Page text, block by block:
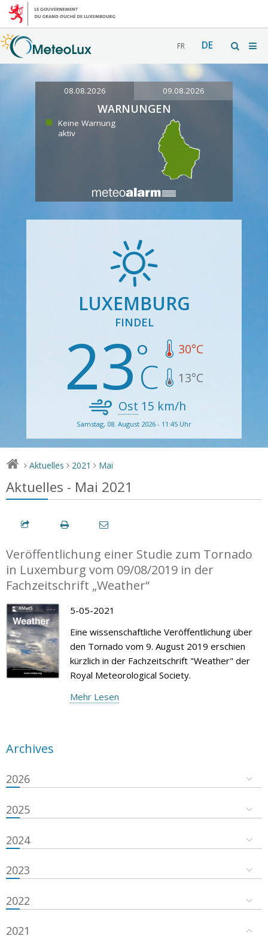
FR DE
08.08.2026 09.08.2026
WARNUNGEN
Keine Warnung
aktiv
LUXEMBURG
FINDEL
23 30°C
13°C
Ost 15 km/h
Samstag, 08. August 2026 - 11:45 Uhr
> Aktuelles > 2021 > Mai
Aktuelles - Mai 2021
Veröffentlichung einer Studie zum Tornado
in Luxemburg vom 09/08/2019 in der
Fachzeitschrift „Weather“
5-05-2021
Eine wissenschaftliche Veröffentlichung über
den Tornado vom 9. August 2019 erschien
kürzlich in der Fachzeitschrift "Weather" der
Royal Meteorological Society.
Mehr Lesen
Archives
2026
2025
2024
2023
2022
2021